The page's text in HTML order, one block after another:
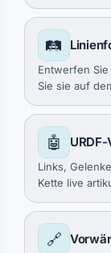
🛤️
Entwerfen
Sie sie auf
🤖
Links,
Kette live
🔗